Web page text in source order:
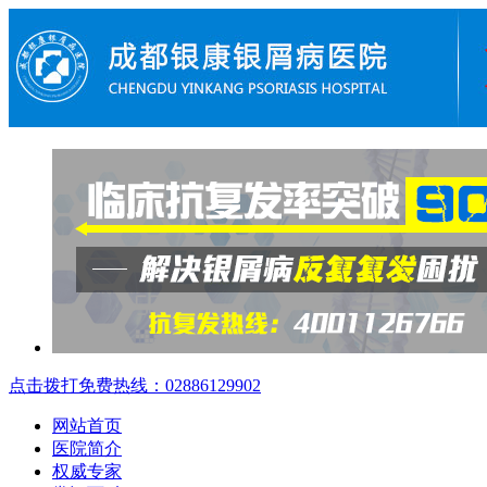
点击拨打免费热线：02886129902
网站首页
医院简介
权威专家